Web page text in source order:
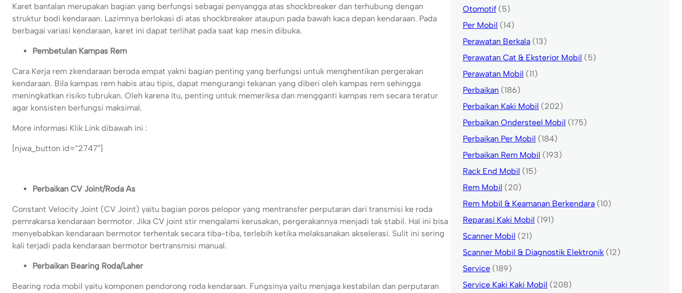
Karet bantalan merupakan bagian yang berfungsi sebagai penyangga atas shockbreaker dan terhubung dengan
struktur bodi kendaraan. Lazimnya berlokasi di atas shockbreaker ataupun pada bawah kaca depan kendaraan. Pada
berbagai variasi kendaraan, karet ini dapat terlihat pada saat kap mesin dibuka.
Pembetulan Kampas Rem
Cara Kerja rem zkendaraan beroda empat yakni bagian penting yang berfungsi untuk menghentikan pergerakan
kendaraan. Bila kampas rem habis atau tipis, dapat mengurangi tekanan yang diberi oleh kampas rem sehingga
meningkatkan risiko tubrukan. Oleh karena itu, penting untuk memeriksa dan mengganti kampas rem secara teratur
agar konsisten berfungsi maksimal.
More informasi Klik Link dibawah ini :
[njwa_button id=”2747″]
Perbaikan CV Joint/Roda As
Constant Velocity Joint (CV Joint) yaitu bagian poros pelopor yang mentransfer perputaran dari transmisi ke roda
pemrakarsa kendaraan bermotor. Jika CV joint stir mengalami kerusakan, pergerakannya menjadi tak stabil. Hal ini bisa
menyebabkan kendaraan bermotor terhentak secara tiba-tiba, terlebih ketika melaksanakan akselerasi. Sulit ini sering
kali terjadi pada kendaraan bermotor bertransmisi manual.
Perbaikan Bearing Roda/Laher
Bearing roda mobil yaitu komponen pendorong roda kendaraan. Fungsinya yaitu menjaga kestabilan dan perputaran
Otomotif(5)
Per Mobil (14)
Perawatan Berkala(13)
Perawatan Cat & Eksterior Mobil (5)
Perawatan Mobil (11)
Perbaikan (186)
Perbaikan Kaki Mobil (202)
Perbaikan Ondersteel Mobil (175)
Perbaikan Per Mobil (184)
Perbaikan Rem Mobil (193)
Rack End Mobil (15)
Rem Mobil (20)
Rem Mobil & Keamanan Berkendara(10)
Reparasi Kaki Mobil (191)
Scanner Mobil (21)
Scanner Mobil & Diagnostik Elektronik(12)
Service(189)
Service Kaki Kaki Mobil (208)